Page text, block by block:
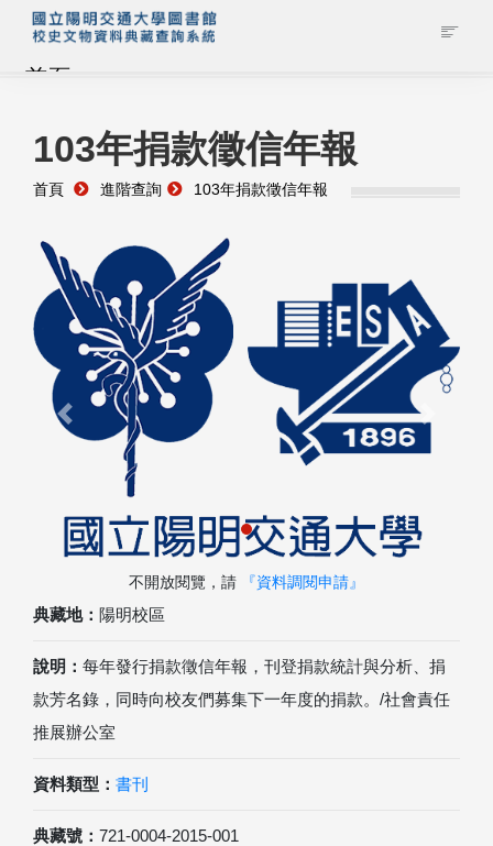
首頁
藏品查詢
校史館簡介
藏品清單全覽
資料調閱申請
管理者登入
103年捐款徵信年報
首頁 進階查詢 103年捐款徵信年報
典藏地： 陽明校區
說明： 每年發行捐款徵信年報，刊登捐款統計與分析、捐
款芳名錄，同時向校友們募集下一年度的捐款。/社會責任
推展辦公室
資料類型： 書刊
典藏號： 721-0004-2015-001
Previous Next
不開放閱覽，請 『資料調閱申請』